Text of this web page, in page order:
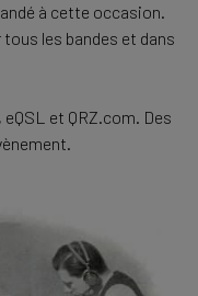
à cette occasion.
les bandes et dans
et QRZ.com. Des